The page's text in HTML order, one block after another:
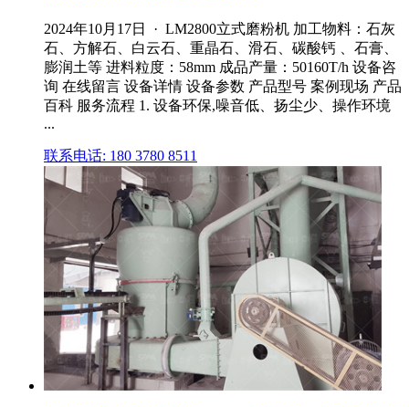
2024年10月17日 · LM2800立式磨粉机 加工物料：石灰
石、方解石、白云石、重晶石、滑石、碳酸钙 、石膏、
膨润土等 进料粒度：58mm 成品产量：50160T/h 设备咨
询 在线留言 设备详情 设备参数 产品型号 案例现场 产品
百科 服务流程 1. 设备环保,噪音低、扬尘少、操作环境
...
联系电话: 180 3780 8511